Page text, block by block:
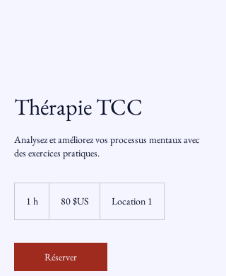
Thérapie TCC
Analysez et améliorez vos processus mentaux avec
des exercices pratiques.
1 h
Unis
80 $US Location 1
Réserver